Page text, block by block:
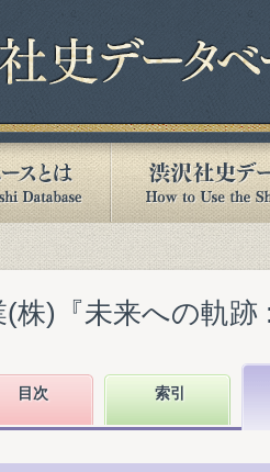
株)『未来への軌
目次 索引